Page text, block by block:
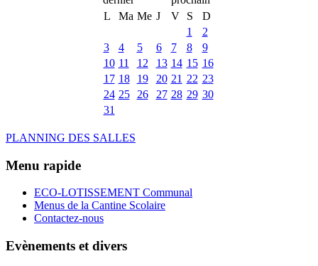
L
Ma Me J V S
D
1
2
3
4 5 6 7 8
9
10 11 12 13 14 15 16
17 18 19 20 21 22 23
24 25 26 27 28 29 30
31
PLANNING DES SALLES
Menu rapide
ECO-LOTISSEMENT Communal
Menus de la Cantine Scolaire
Contactez-nous
Evènements et divers